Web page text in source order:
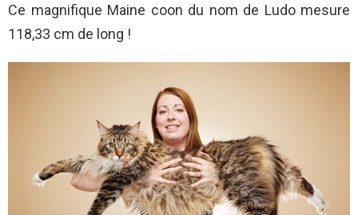
Ce magnifique Maine coon du nom de Ludo mesure
118,33 cm de long !